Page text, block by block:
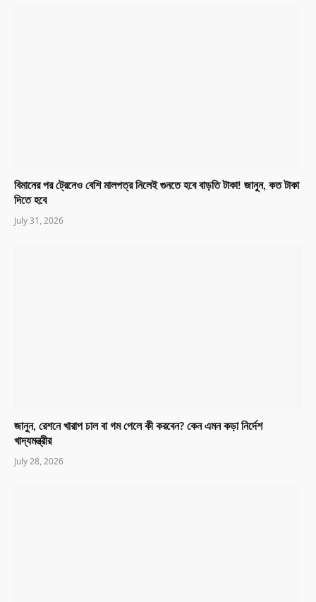
বিমানের পর ট্রেনেও বেশি মালপত্র নিলেই গুনতে হবে বাড়তি টাকা! জানুন, কত টাকা
দিতে হবে
July 31, 2026
জানুন, রেশনে খারাপ চাল বা গম পেলে কী করবেন? কেন এমন কড়া নির্দেশ
খাদ্যমন্ত্রীর
July 28, 2026